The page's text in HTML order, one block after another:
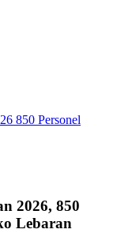
850 Personel
2026, 850
Lebaran